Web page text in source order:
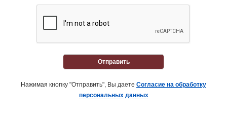
Отправить
Нажимая кнопку "Отправить", Вы даете Согласие на обработку
персональных данных